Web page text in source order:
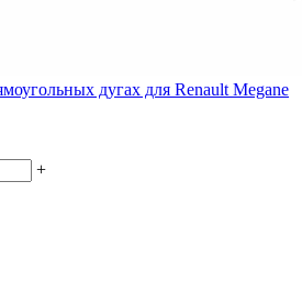
дугах для Renault Megane
+